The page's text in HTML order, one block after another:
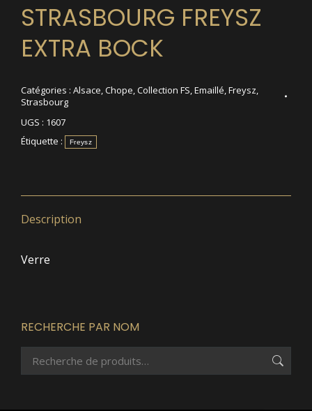
STRASBOURG FREYSZ
EXTRA BOCK
Catégories : Alsace,Chope,Collection FS,Emaillé,Freysz,
Strasbourg
UGS : 1607
Étiquette :
Freysz
Description
Verre
RECHERCHE PAR NOM